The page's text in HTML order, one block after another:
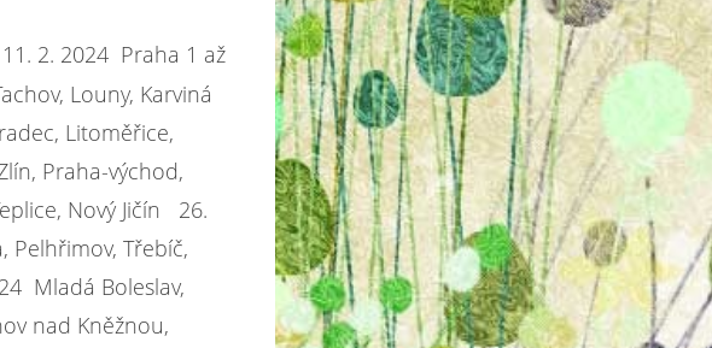
2. 2024 Praha 1 až
Louny, Karviná
Litoměřice,
Praha-východ,
Nový Jičín 26.
Pelhřimov, Třebíč,
Mladá Boleslav,
nad Kněžnou,